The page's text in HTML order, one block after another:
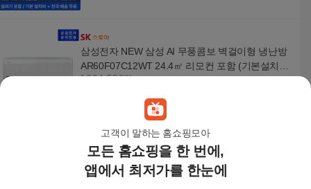
고객이 말하는 홈쇼핑모아
모든 홈쇼핑을 한 번에,
앱에서 최저가를 한눈에
삼성전자 NEW 삼성 AI 무풍콤보 벽걸이형 냉난방
AR60F07C12WT 24.4㎡ 리모컨 포함 (기본설치비
1,364,550원
삼성 AI 콤보 1등급 무풍 벽걸이에어컨 AR60F09D
11WS 수도권기본설치 및 리모컨 실외기포함
1,000,000 원